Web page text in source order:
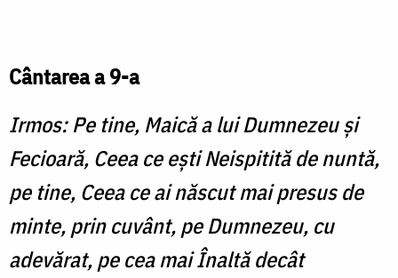
Cântarea a 9-a
Irmos: Pe tine, Maică a lui Dumnezeu şi
Fecioară, Ceea ce eşti Neispitită de nuntă,
pe tine, Ceea ce ai născut mai presus de
minte, prin cuvânt, pe Dumnezeu, cu
adevărat, pe cea mai Înaltă decât